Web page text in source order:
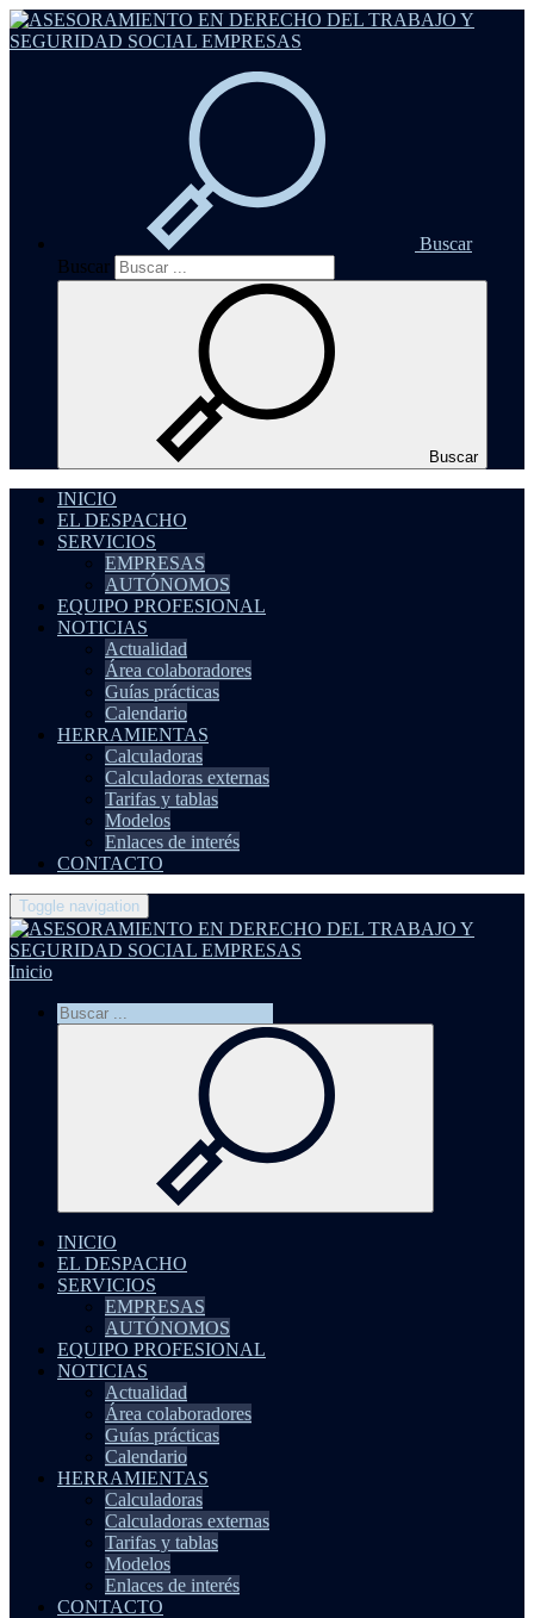
Buscar
Buscar
Buscar
INICIO
EL DESPACHO
SERVICIOS
EMPRESAS
AUTÓNOMOS
EQUIPO PROFESIONAL
NOTICIAS
Actualidad
Área colaboradores
Guías prácticas
Calendario
HERRAMIENTAS
Calculadoras
Calculadoras externas
Tarifas y tablas
Modelos
Enlaces de interés
CONTACTO
Toggle navigation
Inicio
INICIO
EL DESPACHO
SERVICIOS
EMPRESAS
AUTÓNOMOS
EQUIPO PROFESIONAL
NOTICIAS
Actualidad
Área colaboradores
Guías prácticas
Calendario
HERRAMIENTAS
Calculadoras
Calculadoras externas
Tarifas y tablas
Modelos
Enlaces de interés
CONTACTO